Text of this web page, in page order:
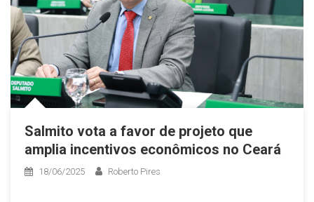
Salmito vota a favor de projeto que
amplia incentivos econômicos no Ceará
18/06/2025 Roberto Pires